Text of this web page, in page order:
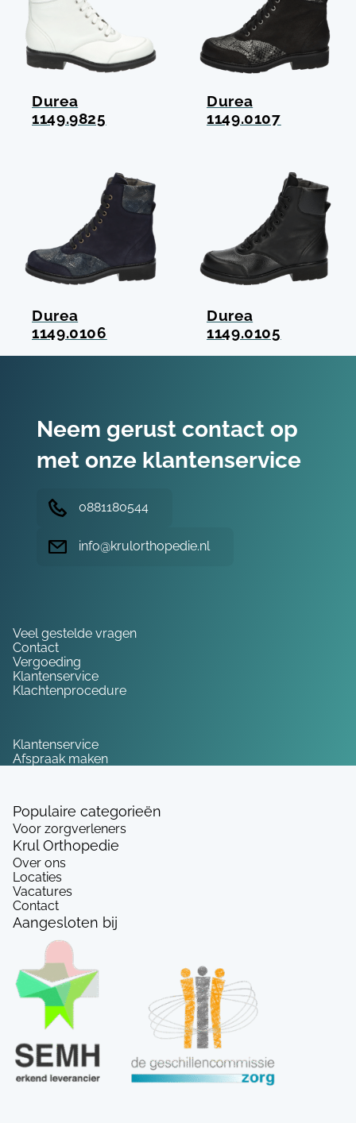
Durea
1149.9825
Durea
1149.0107
Durea
1149.0106
Durea
1149.0105
Neem gerust contact op
met onze klantenservice
0881180544
info@krulorthopedie.nl
Veel gestelde vragen
Contact
Vergoeding
Klantenservice
Klachtenprocedure
Klantenservice
Afspraak maken
Populaire categorieën
Voor zorgverleners
Krul Orthopedie
Over ons
Locaties
Vacatures
Contact
Aangesloten bij